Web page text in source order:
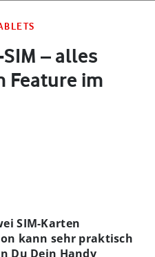
– alles
Feature im
SIM-Karten
kann sehr praktisch
Du Dein Handy